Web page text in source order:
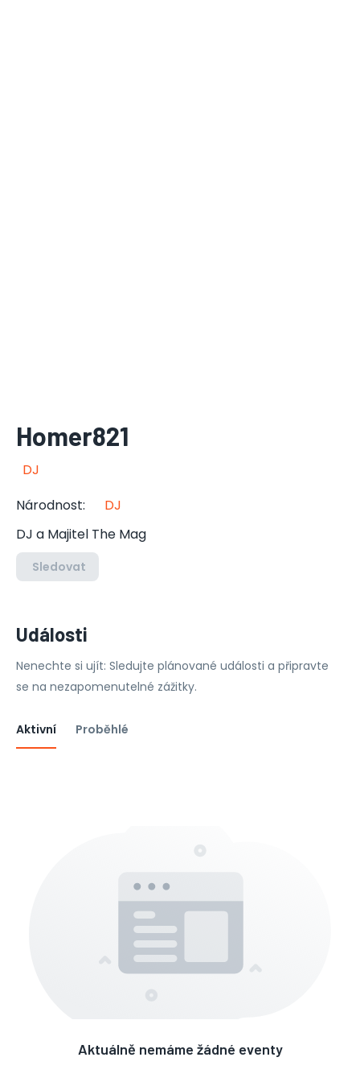
Homer821
DJ
Národnost:
DJ
DJ a Majitel The Mag
Sledovat
Události
Nenechte si ujít: Sledujte plánované události a připravte
se na nezapomenutelné zážitky.
Aktivní Proběhlé
Aktuálně nemáme žádné eventy